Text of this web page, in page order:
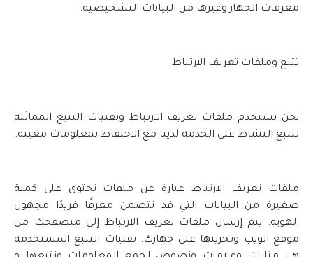
معرفات الجهاز وغيرها من البيانات التشخيصية.
تتبع وملفات تعريف الارتباط
نحن نستخدم ملفات تعريف الارتباط وتقنيات التتبع المماثلة
لتتبع النشاط على الخدمة لدينا مع الاحتفاظ بمعلومات معينة.
ملفات تعريف الارتباط عبارة عن ملفات تحتوي على كمية
صغيرة من البيانات التي قد تتضمن معرفًا فريدًا مجهول
الهوية. يتم إرسال ملفات تعريف الارتباط إلى متصفحك من
موقع الويب وتخزينها على جهازك. تقنيات التتبع المستخدمة